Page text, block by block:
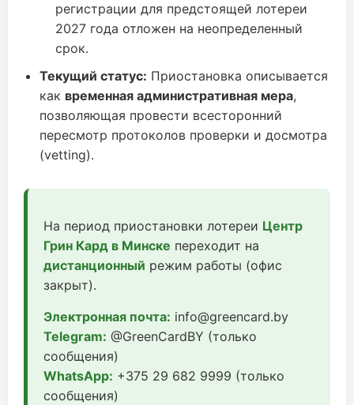
регистрации для предстоящей лотереи
2027 года отложен на неопределенный
срок.
Текущий статус: Приостановка описывается
как временная административная мера,
позволяющая провести всесторонний
пересмотр протоколов проверки и досмотра
(vetting).
На период приостановки лотереи Центр
Грин Кард в Минске переходит на
дистанционный режим работы (офис
закрыт).
Электронная почта: info@greencard.by
Telegram: @GreenCardBY (только
сообщения)
WhatsApp: +375 29 682 9999 (только
сообщения)